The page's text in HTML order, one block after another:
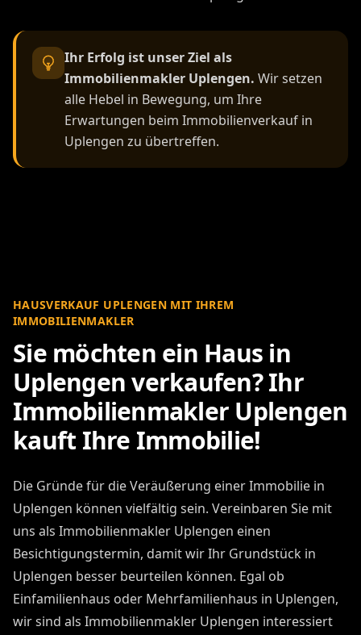
Ihr Erfolg ist unser Ziel als
Immobilienmakler Uplengen. Wir setzen
alle Hebel in Bewegung, um Ihre
Erwartungen beim Immobilienverkauf in
Uplengen zu übertreffen.
HAUSVERKAUF UPLENGEN MIT IHREM
IMMOBILIENMAKLER
Sie möchten ein Haus in
Uplengen verkaufen? Ihr
Immobilienmakler Uplengen
kauft Ihre Immobilie!
Die Gründe für die Veräußerung einer Immobilie in
Uplengen können vielfältig sein. Vereinbaren Sie mit
uns als Immobilienmakler Uplengen einen
Besichtigungstermin, damit wir Ihr Grundstück in
Uplengen besser beurteilen können. Egal ob
Einfamilienhaus oder Mehrfamilienhaus in Uplengen,
wir sind als Immobilienmakler Uplengen interessiert